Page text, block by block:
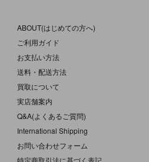
ABOUT(はじめての方へ)
ご利用ガイド
お支払い方法
送料・配送方法
買取について
実店舗案内
Q&A(よくあるご質問)
International Shipping
お問い合わせフォーム
特定商取引法に基づく表記